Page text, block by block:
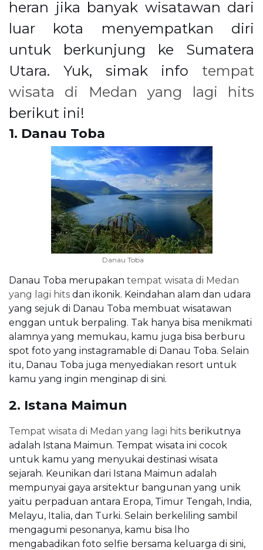
heran jika banyak wisatawan dari
luar kota menyempatkan diri
untuk berkunjung ke Sumatera
Utara. Yuk, simak info tempat
wisata di Medan yang lagi hits
berikut ini!
1. Danau Toba
Danau Toba
Danau Toba merupakan tempat wisata di Medan
yang lagi hits dan ikonik. Keindahan alam dan udara
yang sejuk di Danau Toba membuat wisatawan
enggan untuk berpaling. Tak hanya bisa menikmati
alamnya yang memukau, kamu juga bisa berburu
spot foto yang instagramable di Danau Toba. Selain
itu, Danau Toba juga menyediakan resort untuk
kamu yang ingin menginap di sini.
2. Istana Maimun
Tempat wisata di Medan yang lagi hits berikutnya
adalah Istana Maimun. Tempat wisata ini cocok
untuk kamu yang menyukai destinasi wisata
sejarah. Keunikan dari Istana Maimun adalah
mempunyai gaya arsitektur bangunan yang unik
yaitu perpaduan antara Eropa, Timur Tengah, India,
Melayu, Italia, dan Turki. Selain berkeliling sambil
mengagumi pesonanya, kamu bisa lho
mengabadikan foto selfie bersama keluarga di sini,